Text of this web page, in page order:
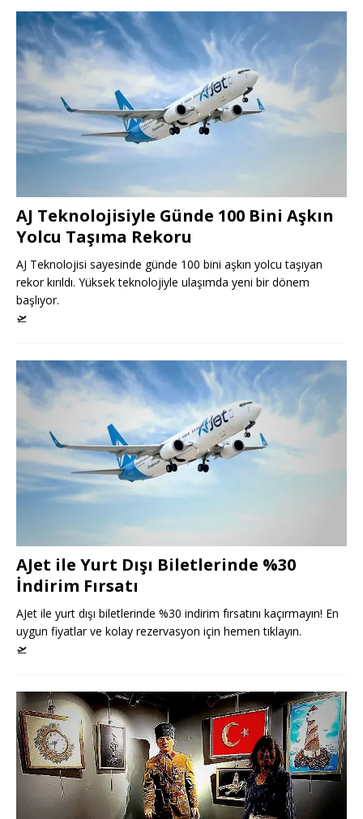
AJ Teknolojisiyle Günde 100 Bini Aşkın
Yolcu Taşıma Rekoru
AJ Teknolojisi sayesinde günde 100 bini aşkın yolcu taşıyan
rekor kırıldı. Yüksek teknolojiyle ulaşımda yeni bir dönem
başlıyor.
🛫
AJet ile Yurt Dışı Biletlerinde %30
İndirim Fırsatı
AJet ile yurt dışı biletlerinde %30 indirim fırsatını kaçırmayın! En
uygun fiyatlar ve kolay rezervasyon için hemen tıklayın.
🛫